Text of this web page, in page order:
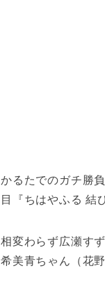
かるたでのガチ勝
目『ちはやふる 結
相変わらず広瀬す
希美青ちゃん（花